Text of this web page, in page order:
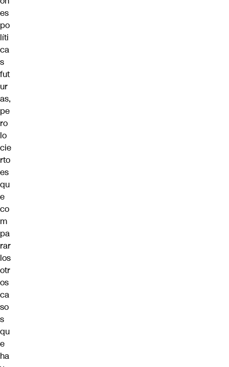
es
po
líti
ca
s
fut
ur
as,
pe
ro
lo
cie
rto
es
qu
e
co
m
pa
rar
los
otr
os
ca
so
s
qu
e
ha